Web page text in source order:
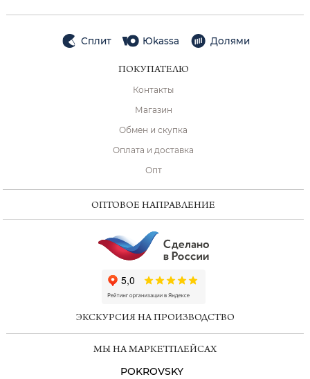
Сплит Юkassa Долями
ПОКУПАТЕЛЮ
Контакты
Магазин
Обмен и скупка
Оплата и доставка
Опт
ОПТОВОЕ НАПРАВЛЕНИЕ
ЭКСКУРСИЯ НА ПРОИЗВОДСТВО
МЫ НА МАРКЕТПЛЕЙСАХ
POKROVSKY